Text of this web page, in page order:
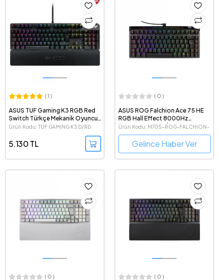
( 1 )
ASUS TUF Gaming K3 RGB Red
Switch Türkçe Mekanik Oyuncu
Klavyesi
Ürün Kodu: TUF GAMING K3 D/RD
5.130 TL
( 0 )
ASUS ROG Falchion Ace 75 HE
RGB Hall Effect 8000Hz
Manyetik Switch İngilizce Q
Kablolu Oyuncu Klavyesi
Ürün Kodu: M705-ROG-FALCHION-
ACE-75HE-BK-V2-UK-PBT
Gelince Haber Ver
( 0 ) ( 0 )